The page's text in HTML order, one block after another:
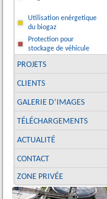
Utilisation enérgetique
du biogaz
Protection pour
stockage de véhicule
PROJETS
CLIENTS
GALERIE D’IMAGES
TÉLÉCHARGEMENTS
ACTUALITÉ
CONTACT
ZONE PRIVÉE